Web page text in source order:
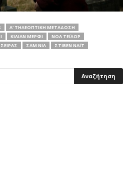
Α' ΤΗΛΕΟΠΤΙΚΗ ΜΕΤΑΔΟΣΗ
ΚΊΛΙΑΝ ΜΈΡΦΙ
ΝΌΑ ΤΈΙΛΟΡ
ΣΑΜ ΝΙΛ
ΣΤΊΒΕΝ ΝΆΙΤ